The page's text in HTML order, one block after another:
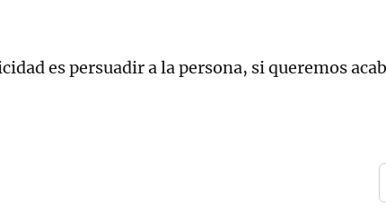
es persuadir a la persona, si queremos